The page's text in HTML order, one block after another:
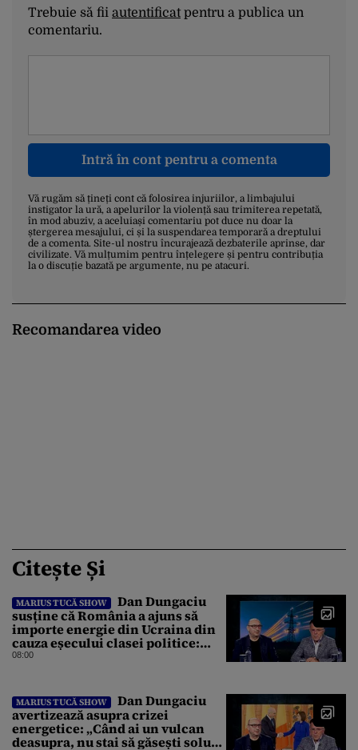
Trebuie să fii autentificatpentru a publica un
comentariu.
Intră în cont pentru a comenta
Vă rugăm să țineți cont că folosirea injuriilor, a limbajului
instigator la ură, a apelurilor la violență sau trimiterea repetată,
în mod abuziv, a aceluiași comentariu pot duce nu doar la
ștergerea mesajului, ci și la suspendarea temporară a dreptului
de a comenta. Site-ul nostru încurajează dezbaterile aprinse, dar
civilizate. Vă mulțumim pentru înțelegere și pentru contribuția
la o discuție bazată pe argumente, nu pe atacuri.
Recomandarea video
Citește Și
MARIUS TUCĂ SHOW
Dan Dungaciu
susține că România a ajuns să
importe energie din Ucraina din
cauza eșecului clasei politice:
Este bilanțul politic al ultimilor
08:00
MARIUS TUCĂ SHOW
Dan Dungaciu
avertizează asupra crizei
energetice: „Când ai un vulcan
deasupra, nu stai să găsești soluții